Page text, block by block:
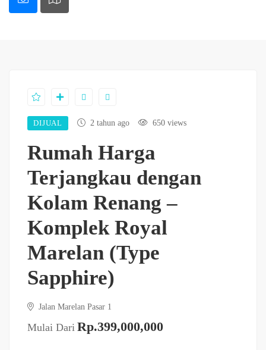
DIJUAL 2 tahun ago 650 views
Rumah Harga
Terjangkau dengan
Kolam Renang –
Komplek Royal
Marelan (Type
Sapphire)
Jalan Marelan Pasar 1
Mulai Dari Rp.399,000,000